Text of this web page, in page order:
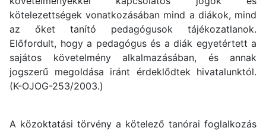
kötelezettségek vonatkozásában mind a diákok, mind
az őket tanító pedagógusok tájékozatlanok.
Előfordult, hogy a pedagógus és a diák egyetértett a
sajátos követelmény alkalmazásában, és annak
jogszerű megoldása iránt érdeklődtek hivatalunktól.
(K-OJOG-253/2003.)
A közoktatási törvény a kötelező tanórai foglalkozás